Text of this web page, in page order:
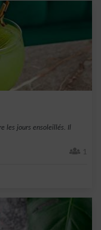
les jours ensoleillés. Il
1